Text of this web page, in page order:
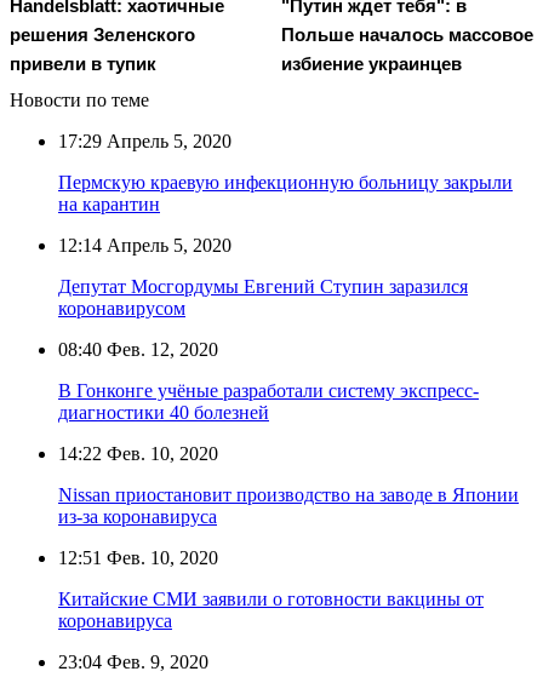
Handelsblatt: хаотичные
решения Зеленского
привели в тупик
"Путин ждет тебя": в
Польше началось массовое
избиение украинцев
Новости по теме
17:29 Апрель 5, 2020
Пермскую краевую инфекционную больницу закрыли
на карантин
12:14 Апрель 5, 2020
Депутат Мосгордумы Евгений Ступин заразился
коронавирусом
08:40 Фев. 12, 2020
В Гонконге учёные разработали систему экспресс-
диагностики 40 болезней
14:22 Фев. 10, 2020
Nissan приостановит производство на заводе в Японии
из-за коронавируса
12:51 Фев. 10, 2020
Китайские СМИ заявили о готовности вакцины от
коронавируса
23:04 Фев. 9, 2020